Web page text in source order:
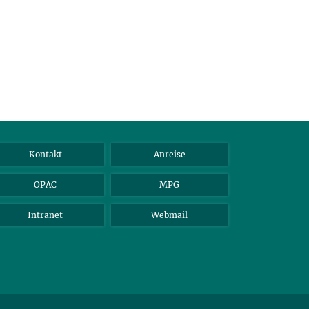
Kontakt Anreise
OPAC MPG
Intranet Webmail